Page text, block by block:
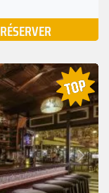
RÉSERVER
Suivant